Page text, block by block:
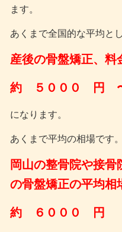
ます。
あくまで全国的な平均と
産後の骨盤矯正、料
約 ５０００ 円
になります。
あくまで平均の相場です。
岡山の整骨院や接
の骨盤矯正の平均相
約 ６０００ 円